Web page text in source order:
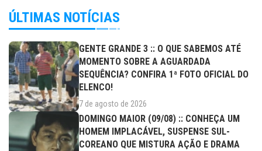
ÚLTIMAS NOTÍCIAS
GENTE GRANDE 3 :: O QUE SABEMOS ATÉ
MOMENTO SOBRE A AGUARDADA
SEQUÊNCIA? CONFIRA 1ª FOTO OFICIAL DO
ELENCO!
7 de agosto de 2026
DOMINGO MAIOR (09/08) :: CONHEÇA UM
HOMEM IMPLACÁVEL, SUSPENSE SUL-
COREANO QUE MISTURA AÇÃO E DRAMA